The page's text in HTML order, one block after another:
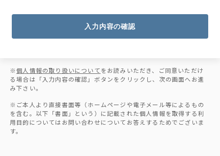
入力内容の確認
※個人情報の取り扱いについてをお読みいただき、ご同意いただけ
る場合は「入力内容の確認」ボタンをクリックし、次の画面へお進
み下さい。
※ご本人より直接書面等（ホームページや電子メール等によるもの
を含む。以下「書面」という）に記載された個人情報を取得する利
用目的についてはお問い合わせについてお答えするためでございま
す。